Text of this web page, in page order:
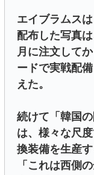
エイブラムス
配布した写真
月に注文して
ードで実戦配
えた。
続けて「韓国
は、様々な尺
換装備を生産
「これは西側